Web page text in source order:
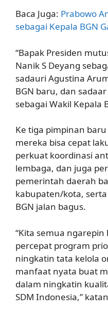
Baca Juga: Prabowo
sebagai Kepala BGN
“Bapak Presiden
Nanik S Deyang
sadauri Agustina
BGN baru, dan
sebagai Wakil Kepala
Ke tiga pimpinan
mereka bisa cepat
perkuat koordinasi
lembaga, dan juga
pemerintah daerah
kabupaten/kota,
BGN jalan bagus.
“Kita semua
percepat program
ningkatin tata kelola
manfaat nyata buat
dalam ningkatin
SDM Indonesia,”